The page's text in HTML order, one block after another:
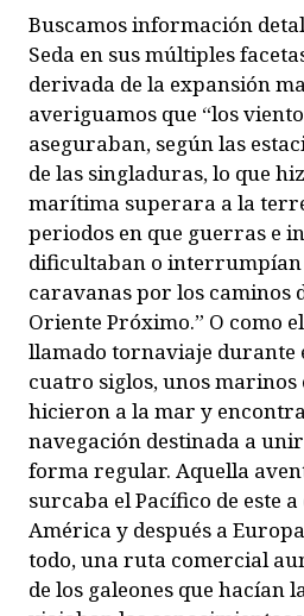
Buscamos información
Seda en sus múltiples
derivada de la expansión
averiguamos que “los
aseguraban, según las
de las singladuras, lo que
marítima superara a la
periodos en que guerras e
dificultaban o interrumpían
caravanas por los caminos
Oriente Próximo.” O como el
llamado tornaviaje durante
cuatro siglos, unos marinos
hicieron a la mar y
navegación destinada a
forma regular. Aquella
surcaba el Pacífico de este a
América y después a
todo, una ruta comercial
de los galeones que hacían